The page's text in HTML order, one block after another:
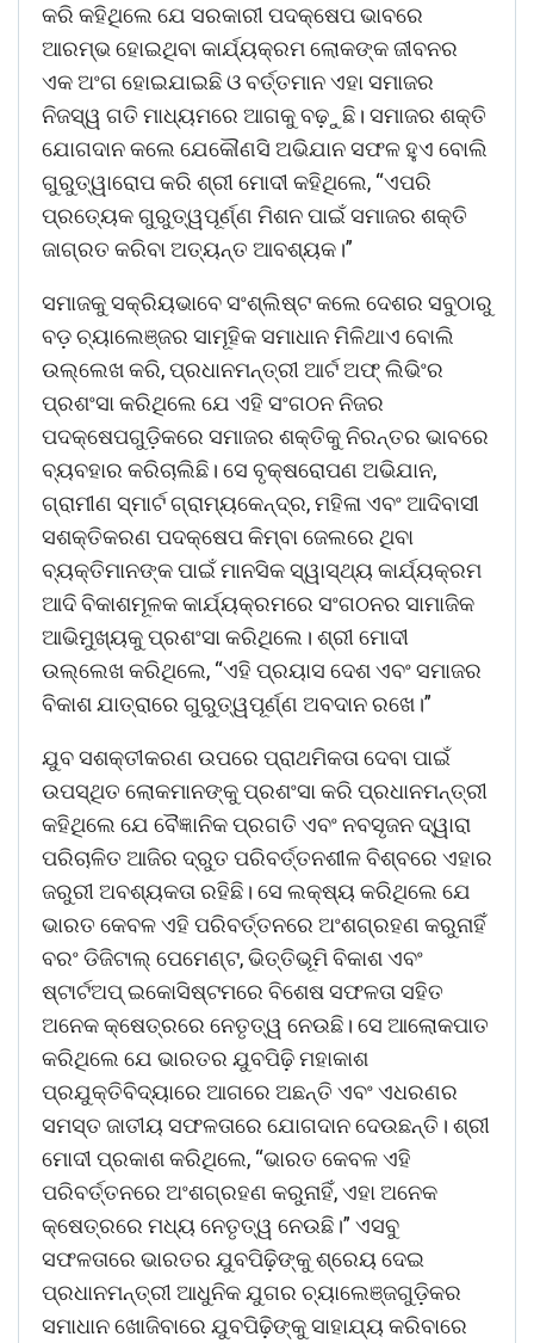
କରି କହିଥିଲେ ଯେ ସରକାରୀ ପଦକ୍ଷେପ ଭାବରେ
ଆରମ୍ଭ ହୋଇଥିବା କାର୍ଯ୍ୟକ୍ରମ ଲୋକଙ୍କ ଜୀବନର
ଏକ ଅଂଗ ହୋଇଯାଇଛି ଓ ବର୍ତ୍ତମାନ ଏହା ସମାଜର
ନିଜସ୍ୱ ଗତି ମାଧ୍ୟମରେ ଆଗକୁ ବଢ଼ୁଛି। ସମାଜର ଶକ୍ତି
ଯୋଗଦାନ କଲେ ଯେକୌଣସି ଅଭିଯାନ ସଫଳ ହୁଏ ବୋଲି
ଗୁରୁତ୍ୱାରୋପ କରି ଶ୍ରୀ ମୋଦୀ କହିଥିଲେ, “ଏପରି
ପ୍ରତ୍ୟେକ ଗୁରୁତ୍ୱପୂର୍ଣ୍ଣ ମିଶନ ପାଇଁ ସମାଜର ଶକ୍ତି
ଜାଗ୍ରତ କରିବା ଅତ୍ୟନ୍ତ ଆବଶ୍ୟକ।”
ସମାଜକୁ ସକ୍ରିୟଭାବେ ସଂଶ୍ଲିଷ୍ଟ କଲେ ଦେଶର ସବୁଠାରୁ
ବଡ଼ ଚ୍ୟାଲେଞ୍ଜର ସାମୂହିକ ସମାଧାନ ମିଳିଥାଏ ବୋଲି
ଉଲ୍ଲେଖ କରି, ପ୍ରଧାନମନ୍ତ୍ରୀ ଆର୍ଟ ଅଫ୍ ଲିଭିଂର
ପ୍ରଶଂସା କରିଥିଲେ ଯେ ଏହି ସଂଗଠନ ନିଜର
ପଦକ୍ଷେପଗୁଡ଼ିକରେ ସମାଜର ଶକ୍ତିକୁ ନିରନ୍ତର ଭାବରେ
ବ୍ୟବହାର କରିଚାଲିଛି। ସେ ବୃକ୍ଷରୋପଣ ଅଭିଯାନ,
ଗ୍ରାମୀଣ ସ୍ମାର୍ଟ ଗ୍ରାମ୍ୟକେନ୍ଦ୍ର, ମହିଳା ଏବଂ ଆଦିବାସୀ
ସଶକ୍ତିକରଣ ପଦକ୍ଷେପ କିମ୍ବା ଜେଲରେ ଥିବା
ବ୍ୟକ୍ତିମାନଙ୍କ ପାଇଁ ମାନସିକ ସ୍ୱାସ୍ଥ୍ୟ କାର୍ଯ୍ୟକ୍ରମ
ଆଦି ବିକାଶମୂଳକ କାର୍ଯ୍ୟକ୍ରମରେ ସଂଗଠନର ସାମାଜିକ
ଆଭିମୁଖ୍ୟକୁ ପ୍ରଶଂସା କରିଥିଲେ। ଶ୍ରୀ ମୋଦୀ
ଉଲ୍ଲେଖ କରିଥିଲେ, “ଏହି ପ୍ରୟାସ ଦେଶ ଏବଂ ସମାଜର
ବିକାଶ ଯାତ୍ରାରେ ଗୁରୁତ୍ୱପୂର୍ଣ୍ଣ ଅବଦାନ ରଖେ।”
ଯୁବ ସଶକ୍ତୀକରଣ ଉପରେ ପ୍ରାଥମିକତା ଦେବା ପାଇଁ
ଉପସ୍ଥିତ ଲୋକମାନଙ୍କୁ ପ୍ରଶଂସା କରି ପ୍ରଧାନମନ୍ତ୍ରୀ
କହିଥିଲେ ଯେ ବୈଜ୍ଞାନିକ ପ୍ରଗତି ଏବଂ ନବସୃଜନ ଦ୍ୱାରା
ପରିଚାଳିତ ଆଜିର ଦ୍ରୁତ ପରିବର୍ତ୍ତନଶୀଳ ବିଶ୍ବରେ ଏହାର
ଜରୁରୀ ଅବଶ୍ୟକତା ରହିଛି। ସେ ଲକ୍ଷ୍ୟ କରିଥିଲେ ଯେ
ଭାରତ କେବଳ ଏହି ପରିବର୍ତ୍ତନରେ ଅଂଶଗ୍ରହଣ କରୁନାହିଁ
ବରଂ ଡିଜିଟାଲ୍ ପେମେଣ୍ଟ, ଭିତ୍ତିଭୂମି ବିକାଶ ଏବଂ
ଷ୍ଟାର୍ଟଅପ୍ ଇକୋସିଷ୍ଟମରେ ବିଶେଷ ସଫଳତା ସହିତ
ଅନେକ କ୍ଷେତ୍ରରେ ନେତୃତ୍ୱ ନେଉଛି। ସେ ଆଲୋକପାତ
କରିଥିଲେ ଯେ ଭାରତର ଯୁବପିଢ଼ି ମହାକାଶ
ପ୍ରଯୁକ୍ତିବିଦ୍ୟାରେ ଆଗରେ ଅଛନ୍ତି ଏବଂ ଏଧରଣର
ସମସ୍ତ ଜାତୀୟ ସଫଳତାରେ ଯୋଗଦାନ ଦେଉଛନ୍ତି। ଶ୍ରୀ
ମୋଦୀ ପ୍ରକାଶ କରିଥିଲେ, “ଭାରତ କେବଳ ଏହି
ପରିବର୍ତ୍ତନରେ ଅଂଶଗ୍ରହଣ କରୁନାହିଁ, ଏହା ଅନେକ
କ୍ଷେତ୍ରରେ ମଧ୍ୟ ନେତୃତ୍ୱ ନେଉଛି।” ଏସବୁ
ସଫଳତାରେ ଭାରତର ଯୁବପିଢ଼ିଙ୍କୁ ଶ୍ରେୟ ଦେଇ
ପ୍ରଧାନମନ୍ତ୍ରୀ ଆଧୁନିକ ଯୁଗର ଚ୍ୟାଲେଞ୍ଜଗୁଡ଼ିକର
ସମାଧାନ ଖୋଜିବାରେ ଯୁବପିଢ଼ିଙ୍କୁ ସାହାଯ୍ୟ କରିବାରେ